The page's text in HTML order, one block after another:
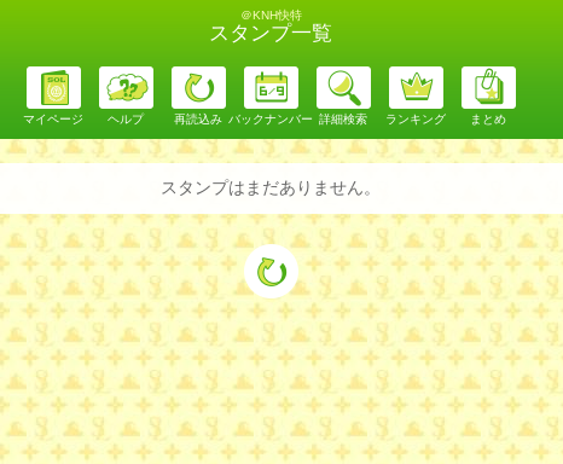
＠KNH快特
スタンプ一覧
マイページ ヘルプ 再読込み バックナンバー 詳細検索 ランキング まとめ
スタンプはまだありません。